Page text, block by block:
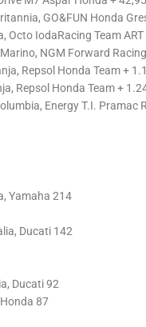
GO&FUN Honda
Octo IodaRacing Team
NGM Forward
Repsol Honda Team +
Repsol Honda Team +
Energy T.I. Pramac
Yamaha 214
Ducati 142
Ducati 92
87